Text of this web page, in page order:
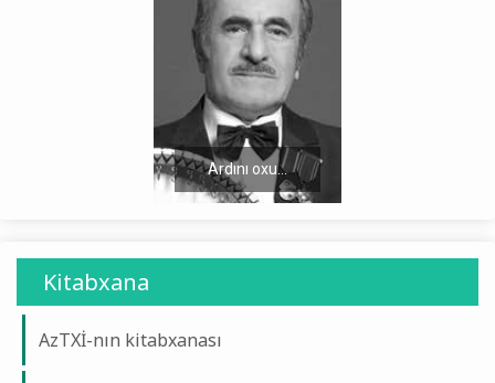
Ardını oxu...
Kitabxana
AzTXİ-nın kitabxanası